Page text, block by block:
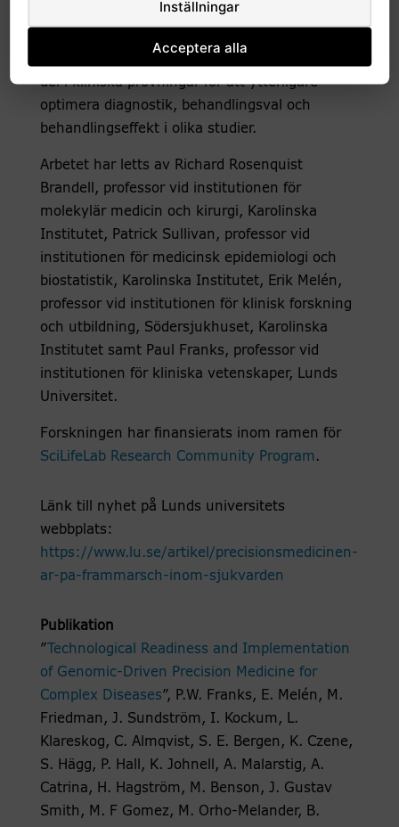
flertalet är nästa steg att fylla i de
exempel genom att lägga till genomik som en
del i kliniska prövningar för att ytterligare
optimera diagnostik, behandlingsval och
behandlingseffekt i olika studier.
Arbetet har letts av Richard Rosenquist
Brandell, professor vid institutionen för
molekylär medicin och kirurgi, Karolinska
Institutet, Patrick Sullivan, professor vid
institutionen för medicinsk epidemiologi och
biostatistik, Karolinska Institutet, Erik Melén,
professor vid institutionen för klinisk forskning
och utbildning, Södersjukhuset, Karolinska
Institutet samt Paul Franks, professor vid
institutionen för kliniska vetenskaper, Lunds
Universitet.
Forskningen har finansierats inom ramen för
SciLifeLab Research Community Program .
Länk till nyhet på Lunds universitets
webbplats:
https://www.lu.se/artikel/precisionsmedicinen-
ar-pa-frammarsch-inom-sjukvarden
Publikation
”
Technological Readiness and Implementation
of Genomic-Driven Precision Medicine for
Complex Diseases”, P.W. Franks, E. Melén, M.
Friedman, J. Sundström, I. Kockum, L.
Klareskog, C. Almqvist, S. E. Bergen, K. Czene,
S. Hägg, P. Hall, K. Johnell, A. Malarstig, A.
Catrina, H. Hagström, M. Benson, J. Gustav
Smith, M. F Gomez, M. Orho-Melander, B.
Inställningar
Acceptera alla